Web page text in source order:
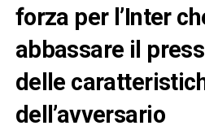
forza per l’Inter
abbassare il
delle
dell’avversario